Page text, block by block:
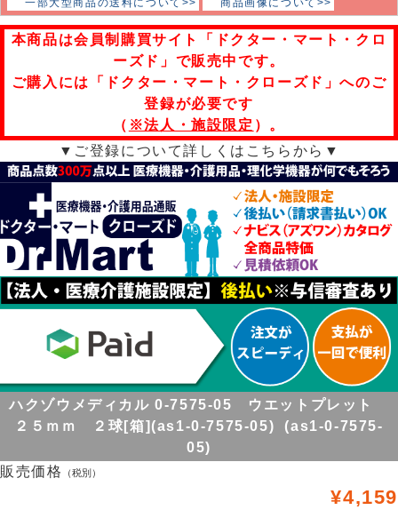
本商品は会員制購買サイト「ドクター・マート・クロ
ーズド」で販売中です。
ご購入には「ドクター・マート・クローズド」へのご
登録が必要です
（ ※法人・施設限定 ）。
▼ご登録について詳しくはこちらから▼
ハクゾウメディカル 0-7575-05 ウエットプレット
２５ｍｍ ２球[箱](as1-0-7575-05) (as1-0-7575-
05)
販売価格
（税別）
¥4,159